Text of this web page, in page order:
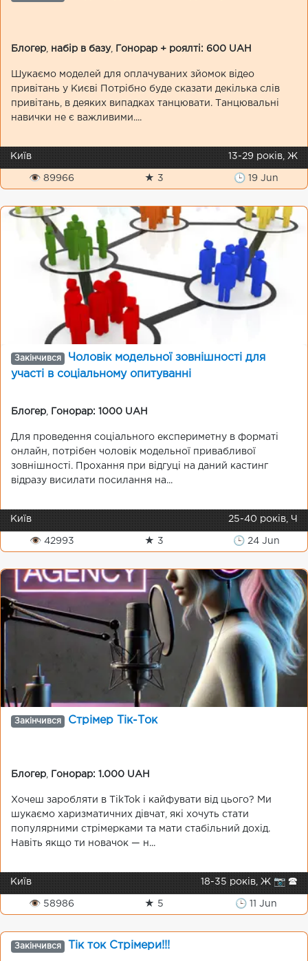
Блогер набір в базу, Гонорар + роялті: 600 UAH
Шукаємо моделей для оплачуваних зйомок відео
привітань у Києві Потрібно буде сказати декілька слів
привітань, в деяких випадках танцювати. Танцювальні
навички не є важливими....
Київ 13-29 років, Ж
👁 89966 ★ 3 🕒 19 Jun
Закінчився
Чоловік модельної зовнішності для
участі в соціальному опитуванні
Блогер Гонорар: 1000 UAH
Для проведення соціального експериметну в форматі
онлайн, потрібен чоловік модельної привабливої
зовнішності. Прохання при відгуці на даний кастинг
відразу висилати посилання на...
Київ 25-40 років, Ч
👁 42993 ★ 3 🕒 24 Jun
Закінчився Стрімер Тік-Ток
Блогер Гонорар: 1.000 UAH
Хочеш заробляти в TikTok і кайфувати від цього? Ми
шукаємо харизматичних дівчат, які хочуть стати
популярними стрімерками та мати стабільний дохід.
Навіть якщо ти новачок — н...
Київ 18-35 років, Ж 📷 🕿
👁 58986 ★ 5 🕒 11 Jun
Закінчився Тік ток Стрімери!!!